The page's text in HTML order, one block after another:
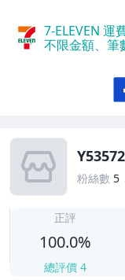
7-ELEVEN 運
不限金額、筆
粉絲數 5
正評
100.0%
總評價 4